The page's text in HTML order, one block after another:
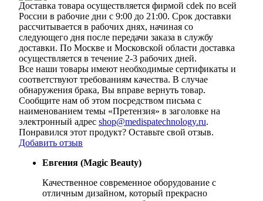
Доставка товара осуществляется фирмой cdek по всей
России в рабочие дни с 9:00 до 21:00. Срок доставки
рассчитывается в рабочих днях, начиная со
следующего дня после передачи заказа в службу
доставки. По Москве и Московской области доставка
осуществляется в течение 2-3 рабочих дней.
Все наши товары имеют необходимые сертификаты и
соответствуют требованиям качества. В случае
обнаружения брака, Вы вправе вернуть товар.
Сообщите нам об этом посредством письма с
наименованием темы «Претензия» в заголовке на
электронный адрес shop@medispatechnology.ru.
Понравился этот продукт? Оставьте свой отзыв.
Добавить отзыв
Евгения (Magic Beauty)
Качественное современное оборудование с
отличным дизайном, который прекрасно